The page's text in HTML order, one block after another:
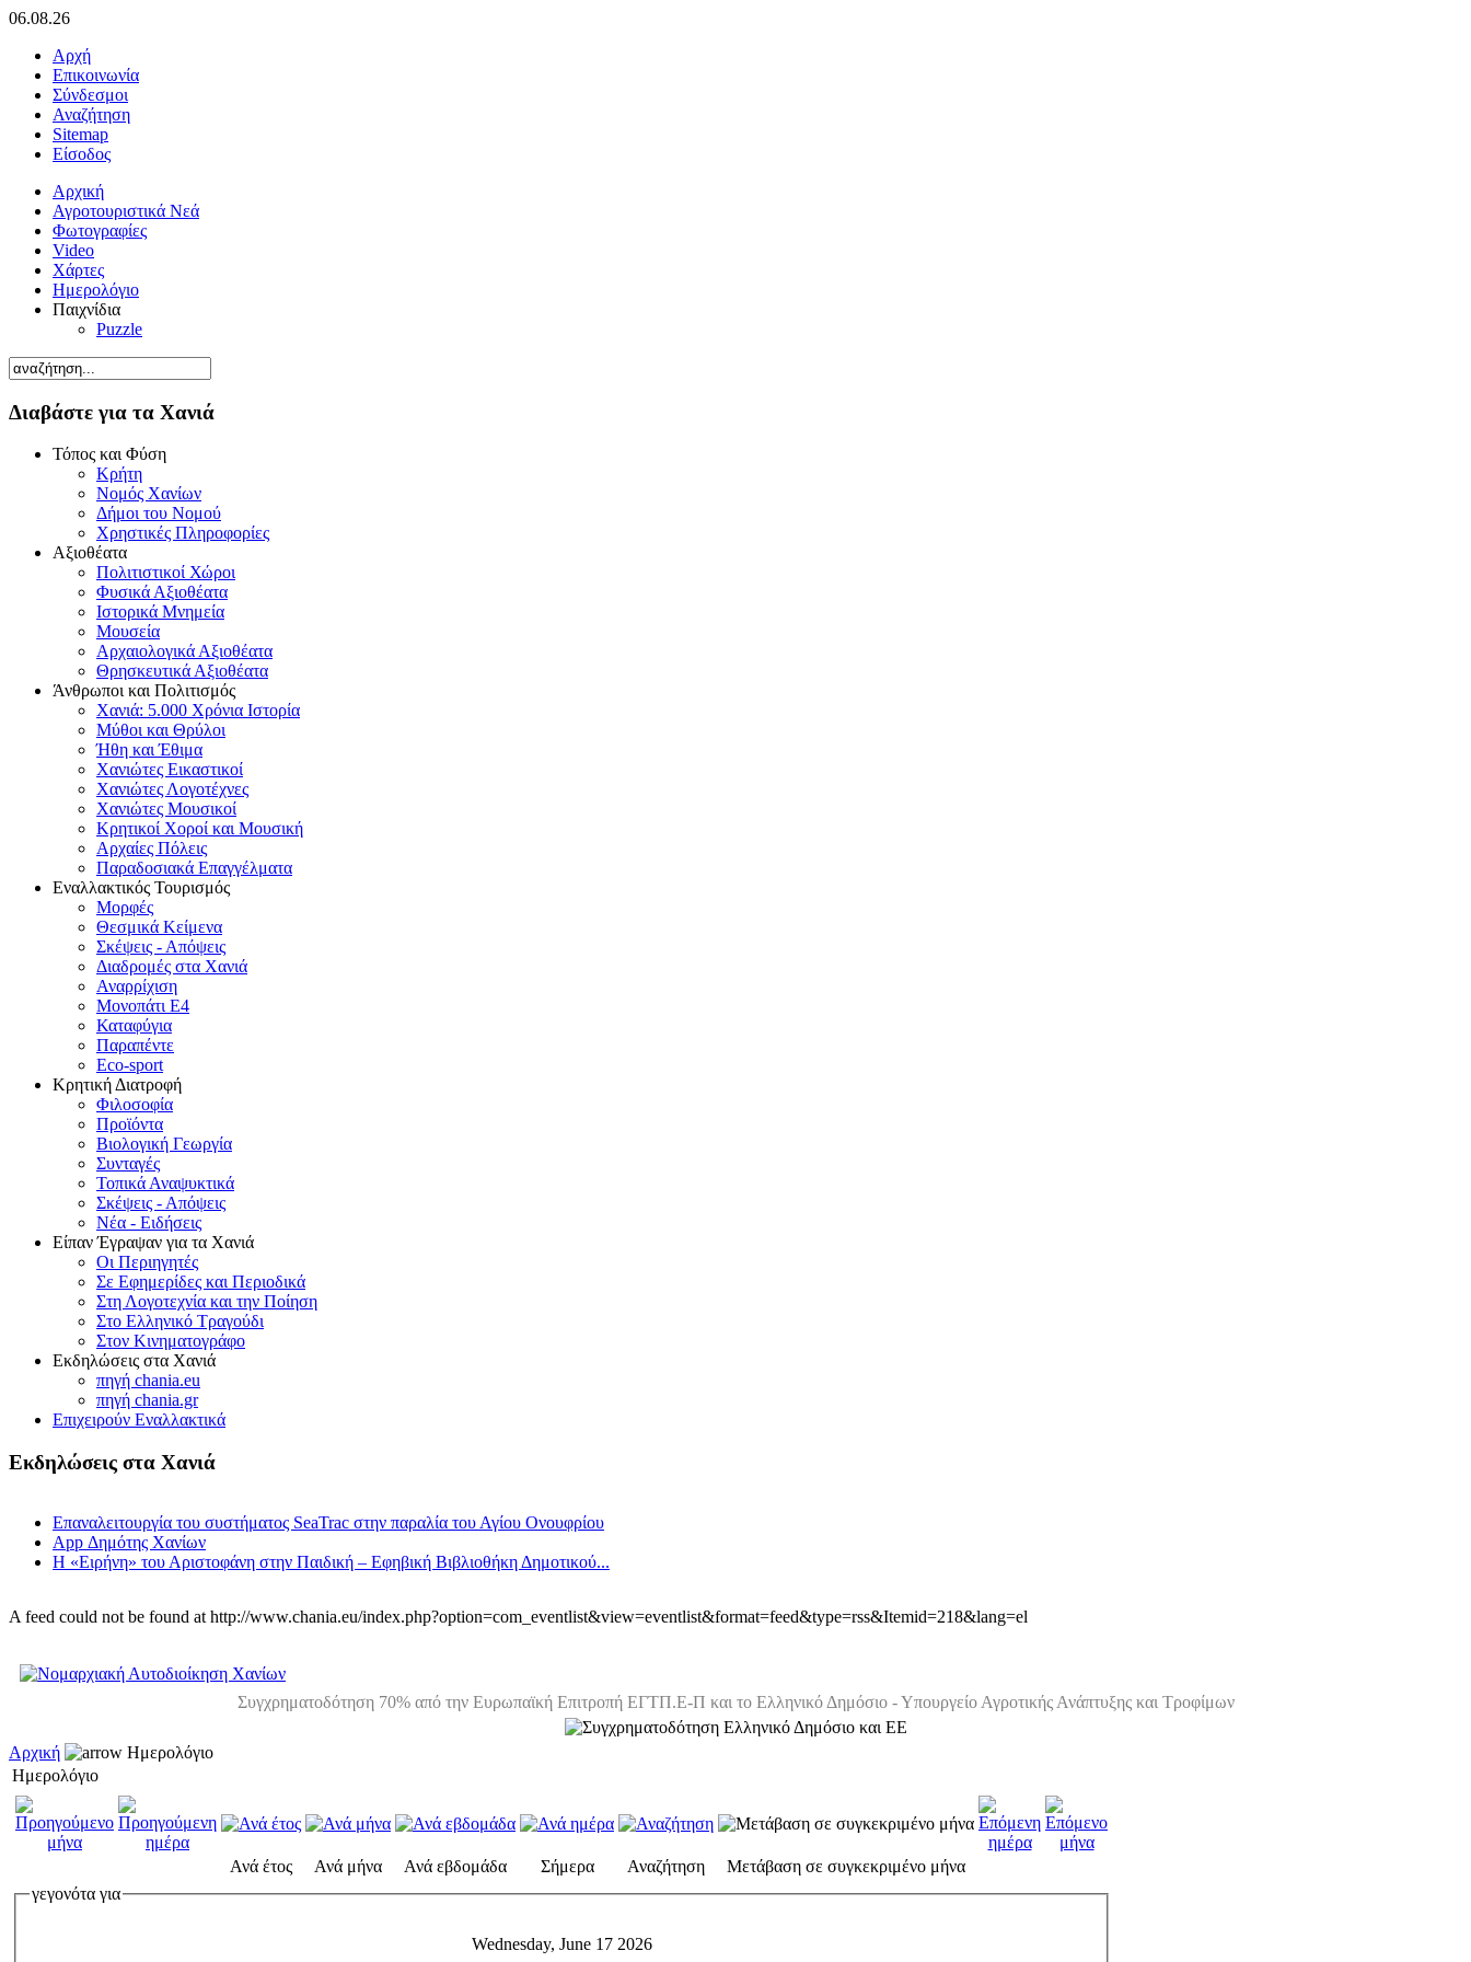
06.08.26
Αρχή
Επικοινωνία
Σύνδεσμοι
Αναζήτηση
Sitemap
Είσοδος
Αρχική
Αγροτουριστικά Νεά
Φωτογραφίες
Video
Χάρτες
Ημερολόγιο
Παιχνίδια
Puzzle
Διαβάστε για τα Χανιά
Τόπος και Φύση
Κρήτη
Νομός Χανίων
Δήμοι του Νομού
Χρηστικές Πληροφορίες
Αξιοθέατα
Πολιτιστικοί Χώροι
Φυσικά Αξιοθέατα
Ιστορικά Μνημεία
Μουσεία
Αρχαιολογικά Αξιοθέατα
Θρησκευτικά Αξιοθέατα
Άνθρωποι και Πολιτισμός
Χανιά: 5.000 Χρόνια Ιστορία
Μύθοι και Θρύλοι
Ήθη και Έθιμα
Χανιώτες Εικαστικοί
Χανιώτες Λογοτέχνες
Χανιώτες Μουσικοί
Κρητικοί Χοροί και Μουσική
Αρχαίες Πόλεις
Παραδοσιακά Επαγγέλματα
Εναλλακτικός Τουρισμός
Μορφές
Θεσμικά Κείμενα
Σκέψεις - Απόψεις
Διαδρομές στα Χανιά
Αναρρίχιση
Μονοπάτι Ε4
Καταφύγια
Παραπέντε
Eco-sport
Κρητική Διατροφή
Φιλοσοφία
Προϊόντα
Βιολογική Γεωργία
Συνταγές
Τοπικά Αναψυκτικά
Σκέψεις - Απόψεις
Νέα - Ειδήσεις
Είπαν Έγραψαν για τα Χανιά
Οι Περιηγητές
Σε Εφημερίδες και Περιοδικά
Στη Λογοτεχνία και την Ποίηση
Στο Ελληνικό Τραγούδι
Στον Κινηματογράφο
Εκδηλώσεις στα Χανιά
πηγή chania.eu
πηγή chania.gr
Επιχειρούν Εναλλακτικά
Εκδηλώσεις στα Χανιά
Επαναλειτουργία του συστήματος SeaTrac στην παραλία του Αγίου Ονουφρίου
App Δημότης Χανίων
Η «Ειρήνη» του Αριστοφάνη στην Παιδική – Εφηβική Βιβλιοθήκη Δημοτικού...
A feed could not be found at http://www.chania.eu/index.php?option=com_eventlist&view=eventlist&format=feed&type=rss&Itemid=218&lang=el
Συγχρηματοδότηση 70% από την Ευρωπαϊκή Επιτροπή ΕΓΤΠ.Ε-Π και το Ελληνικό Δημόσιο - Υπουργείο Αγροτικής Ανάπτυξης και Τροφίμων
Αρχική
Ημερολόγιο
Ημερολόγιο
Ανά έτος Ανά μήνα Ανά εβδομάδα Σήμερα Αναζήτηση
Μετάβαση σε συγκεκριμένο μήνα
γεγονότα για
Wednesday, June 17 2026